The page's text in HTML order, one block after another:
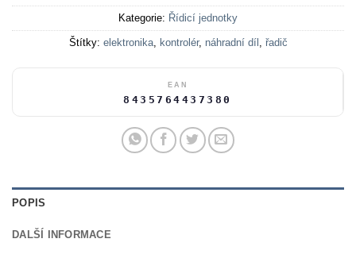
Kategorie: Řídicí jednotky
Štítky: elektronika, kontrolér, náhradní díl , řadič
EAN
8435764437380
POPIS
DALŠÍ INFORMACE